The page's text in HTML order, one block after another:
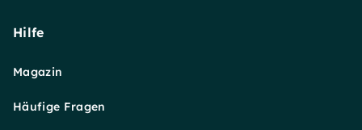
Hilfe
Magazin
Häufige Fragen